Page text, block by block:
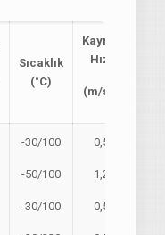
Sıcaklık
(°C)
Kayma
Hızı
(m/sn)
-30/100
-50/100
-30/100
0,5
1,2
0,5